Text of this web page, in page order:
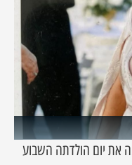
יום הולדתה השבוע